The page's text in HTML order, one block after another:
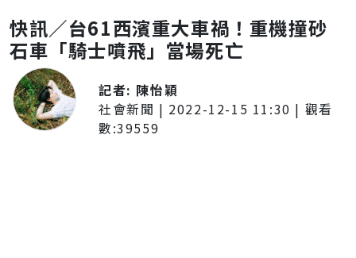
快訊／台61西濱重大車禍！重機撞砂
石車「騎士噴飛」當場死亡
記者: 陳怡穎
社會新聞 | 2022-12-15 11:30 | 觀看
數:39559